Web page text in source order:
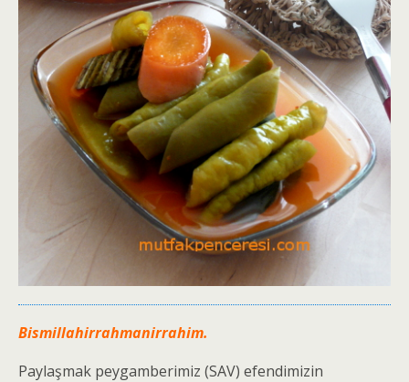
Bismillahirrahmanirrahim.
Paylaşmak peygamberimiz (SAV) efendimizin